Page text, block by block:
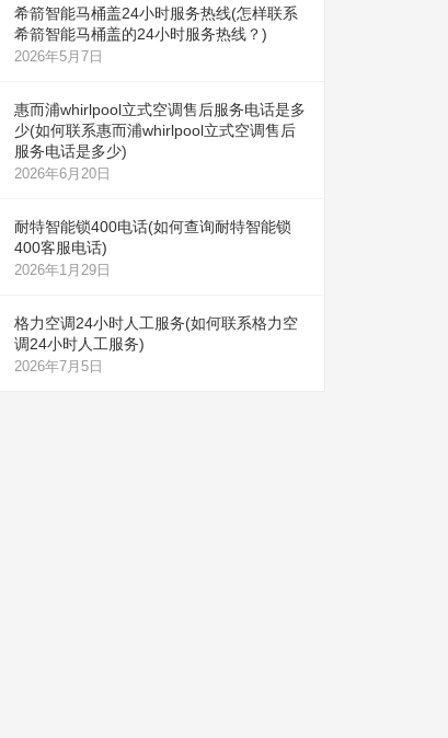
希箭智能马桶盖24小时服务热线(怎样联系
希箭智能马桶盖的24小时服务热线？)
2026年5月7日
惠而浦whirlpool立式空调售后服务电话是多
少(如何联系惠而浦whirlpool立式空调售后
服务电话是多少)
2026年6月20日
耐特智能锁400电话(如何查询耐特智能锁
400客服电话)
2026年1月29日
格力空调24小时人工服务(如何联系格力空
调24小时人工服务)
2026年7月5日